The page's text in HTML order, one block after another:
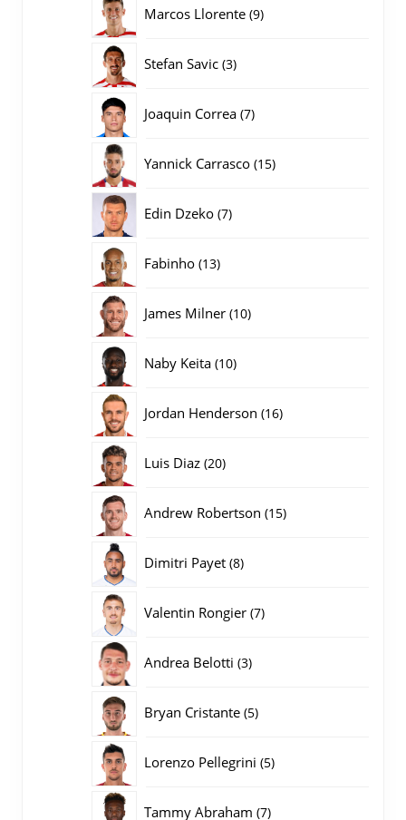
Marcos Llorente 99
Stefan Savic 33
Joaquin Correa 77
Yannick Carrasco 1515
Edin Dzeko 77
Fabinho 1313
James Milner 1010
Naby Keita 1010
Jordan Henderson 1616
Luis Diaz 2020
Andrew Robertson 1515
Dimitri Payet 88
Valentin Rongier 77
Andrea Belotti 33
Bryan Cristante 55
Lorenzo Pellegrini 55
Tammy Abraham 77